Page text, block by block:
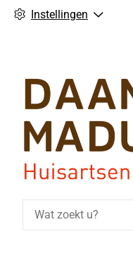
Instellingen